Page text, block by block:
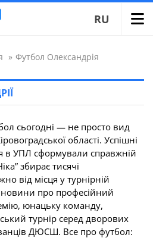
RU
» Футбол Олександрія
сьогодні — не просто вид
області. Успішні
в УПЛ сформували справжній
збирає тисячі
від місця у турнірній
про професійний
юнацьку команду,
турнір серед дворових
ДЮСШ. Все про футбол: